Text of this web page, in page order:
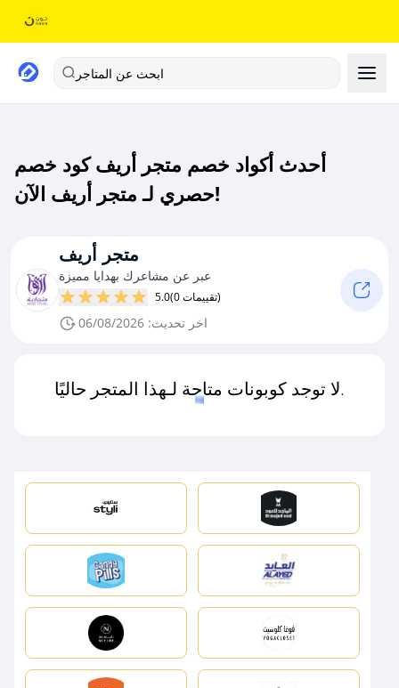
ابحث عن المتاجر
أحدث أكواد خصم متجر أريف كود خصم
حصري لـ متجر أريف الآن!
متجر أريف
عبر عن مشاعرك بهدايا مميزة
5.0 (0 تقييمات)
اخر تحديث: 06/08/2026
لا توجد كوبونات متاحة لـهذا المتجر حاليًا.